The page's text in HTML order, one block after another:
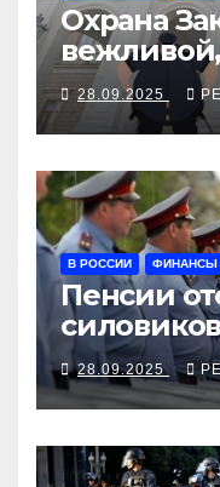
Охрана
28.09.2025
В РОССИИ ФИНАНСЫ
Пенсии
28.09.2025